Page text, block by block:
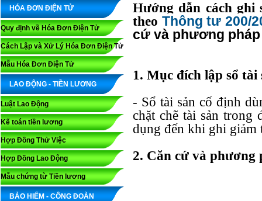
HÓA ĐƠN ĐIỆN TỬ
Quy định về Hóa Đơn Điện Tử
Cách Lập và Xử Lý Hóa Đơn Điện Tử
Mẫu Hóa Đơn Điện Tử
LAO ĐỘNG - TIỀN LƯƠNG
Luật Lao Động
Kế toán tiền lương
Hợp Đồng Thử Việc
Hợp Đồng Lao Động
Mẫu chứng từ Tiền lương
BẢO HIỂM - CÔNG ĐOÀN
Hướng dẫn cách ghi
theo Thông tư 200/
cứ và phương
1. Mục đích lập sổ tài
- Sổ tài sản cố định
chặt chẽ tài sản trong
dụng đến khi ghi giảm
2. Căn cứ và phương